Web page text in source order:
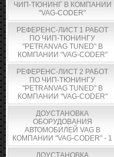
ЧИП-ТЮНИНГ В КОМПАНИИ
"VAG-CODER"
РЕФЕРЕНС-ЛИСТ 1 РАБОТ
ПО ЧИП-ТЮНИНГУ
"PETRANVAG TUNED" В
КОМПАНИИ "VAG-CODER"
РЕФЕРЕНС-ЛИСТ 2 РАБОТ
ПО ЧИП-ТЮНИНГУ
"PETRANVAG TUNED" В
КОМПАНИИ "VAG-CODER"
ДОУСТАНОВКА
ОБОРУДОВАНИЯ
АВТОМОБИЛЕЙ VAG В
КОМПАНИИ "VAG-CODER" - 1
ДОУСТАНОВКА